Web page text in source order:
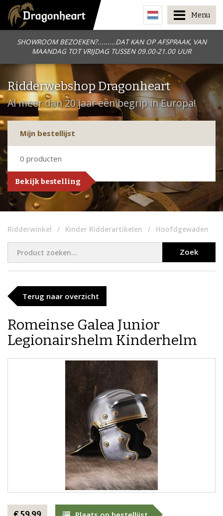
SHOWROOM BEZOEKEN?.........DAT KAN OP AFSPRAAK, VAN
MAANDAG TOT VRIJDAG TUSSEN 09.00-21.00 UUR
Menu
Ridderwebshop Dragonheart
Al meer dan 20 jaar een begrip in Europa!
Mijn bestellijst
0 producten
Bekijk bestelling
Ridderwinkel Kinder Ridderartikelen Hoofdgewaden
Zoek
Terug naar overzicht
Romeinse Galea Junior
Legionairshelm Kinderhelm